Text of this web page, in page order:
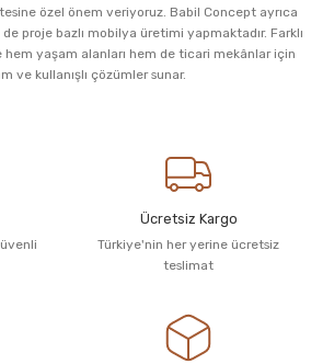
özel önem veriyoruz. Babil Concept ayrıca
proje bazlı mobilya üretimi yapmaktadır. Farklı
yaşam alanları hem de ticari mekânlar için
ve kullanışlı çözümler sunar.
Ücretsiz Kargo
Türkiye'nin her yerine ücretsiz
teslimat